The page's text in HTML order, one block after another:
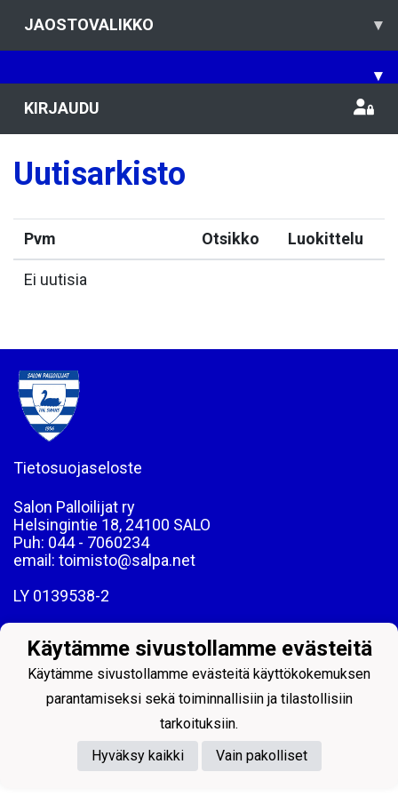
JAOSTOVALIKKO ▾
▾
KIRJAUDU
Uutisarkisto
Pvm Otsikko Luokittelu
Ei uutisia
Tietosuojaseloste
Salon Palloilijat ry
Helsingintie 18, 24100 SALO
Puh: 044 - 7060234
email: toimisto@salpa.net
LY 0139538-2
Powered by
Käytämme sivustollamme evästeitä
Käytämme sivustollamme evästeitä käyttökokemuksen
parantamiseksi sekä toiminnallisiin ja tilastollisiin
tarkoituksiin.
Hyväksy kaikki
Vain pakolliset